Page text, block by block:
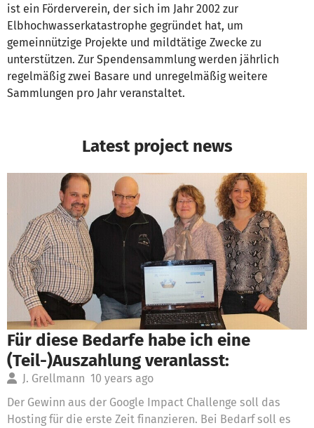
ist ein Förderverein, der sich im Jahr 2002 zur
Elbhochwasserkatastrophe gegründet hat, um
gemeinnützige Projekte und mildtätige Zwecke zu
unterstützen. Zur Spendensammlung werden jährlich
regelmäßig zwei Basare und unregelmäßig weitere
Sammlungen pro Jahr veranstaltet.
Latest project news
Für diese Bedarfe habe ich eine
(Teil-)Auszahlung veranlasst:
J. Grellmann 10 years ago
Der Gewinn aus der Google Impact Challenge soll das
Hosting für die erste Zeit finanzieren. Bei Bedarf soll es